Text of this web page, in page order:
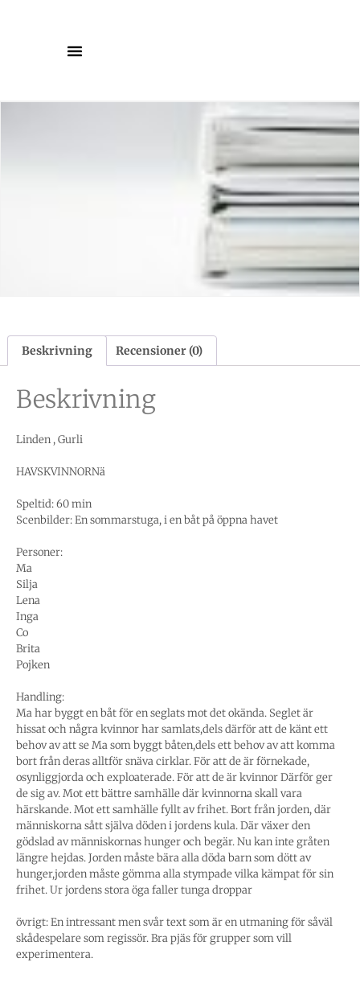
Beskrivning Recensioner (0)
Beskrivning
Linden , Gurli
HAVSKVINNORNä
Speltid: 60 min
Scenbilder: En sommarstuga, i en båt på öppna havet
Personer:
Ma
Silja
Lena
Inga
Co
Brita
Pojken
Handling:
Ma har byggt en båt för en seglats mot det okända. Seglet är
hissat och några kvinnor har samlats,dels därför att de känt ett
behov av att se Ma som byggt båten,dels ett behov av att komma
bort från deras alltför snäva cirklar. För att de är förnekade,
osynliggjorda och exploaterade. För att de är kvinnor Därför ger
de sig av. Mot ett bättre samhälle där kvinnorna skall vara
härskande. Mot ett samhälle fyllt av frihet. Bort från jorden, där
människorna sått själva döden i jordens kula. Där växer den
gödslad av människornas hunger och begär. Nu kan inte gråten
längre hejdas. Jorden måste bära alla döda barn som dött av
hunger,jorden måste gömma alla stympade vilka kämpat för sin
frihet. Ur jordens stora öga faller tunga droppar
övrigt: En intressant men svår text som är en utmaning för såväl
skådespelare som regissör. Bra pjäs för grupper som vill
experimentera.